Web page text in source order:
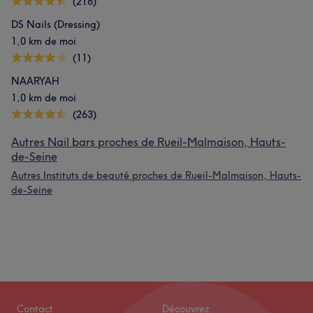
DS Nails (Dressing)
1,0 km de moi
(11)
NAARYAH
1,0 km de moi
(263)
Autres Nail bars proches de Rueil-Malmaison, Hauts-
de-Seine
Autres Instituts de beauté proches de Rueil-Malmaison, Hauts-
de-Seine
Contact Découvrez